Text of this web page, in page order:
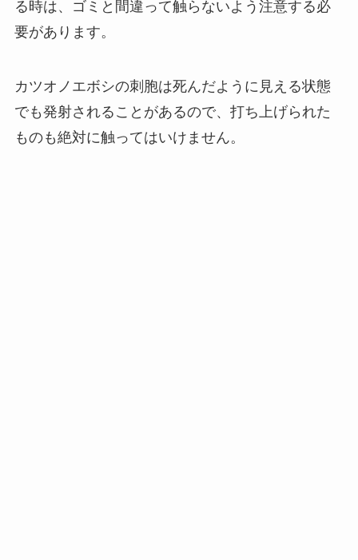
る時は、ゴミと間違って触らないよう注意する必
要があります。
カツオノエボシの刺胞は死んだように見える状態
でも発射されることがあるので、打ち上げられた
ものも絶対に触ってはいけません。